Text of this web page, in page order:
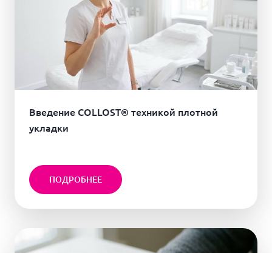
Введение COLLOST® техникой плотной
укладки
ПОДРОБНЕЕ